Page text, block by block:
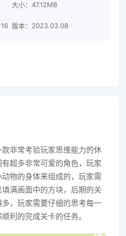
大小：47.12MB
版本：2023.03.08
非常考验玩家思维能力的休
超多非常可爱的角色，玩家
物的身体来组成的，玩家需
满画面中的方块，后期的关
，玩家需要仔细的思考每一
利的完成关卡的任务。